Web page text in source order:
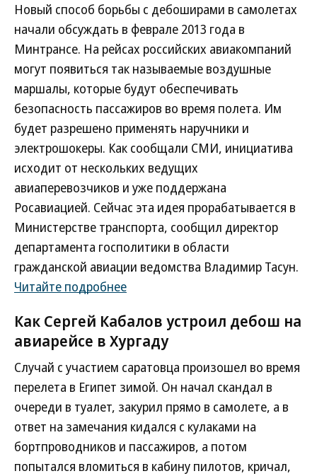
Новый способ борьбы с дебоширами в самолетах
начали обсуждать в феврале 2013 года в
Минтрансе. На рейсах российских авиакомпаний
могут появиться так называемые воздушные
маршалы, которые будут обеспечивать
безопасность пассажиров во время полета. Им
будет разрешено применять наручники и
электрошокеры. Как сообщали СМИ, инициатива
исходит от нескольких ведущих
авиаперевозчиков и уже поддержана
Росавиацией. Сейчас эта идея прорабатывается в
Министерстве транспорта, сообщил директор
департамента госполитики в области
гражданской авиации ведомства Владимир Тасун.
Читайте подробнее
Как Сергей Кабалов устроил дебош на
авиарейсе в Хургаду
Случай с участием саратовца произошел во время
перелета в Египет зимой. Он начал скандал в
очереди в туалет, закурил прямо в самолете, а в
ответ на замечания кидался с кулаками на
бортпроводников и пассажиров, а потом
попытался вломиться в кабину пилотов, кричал,